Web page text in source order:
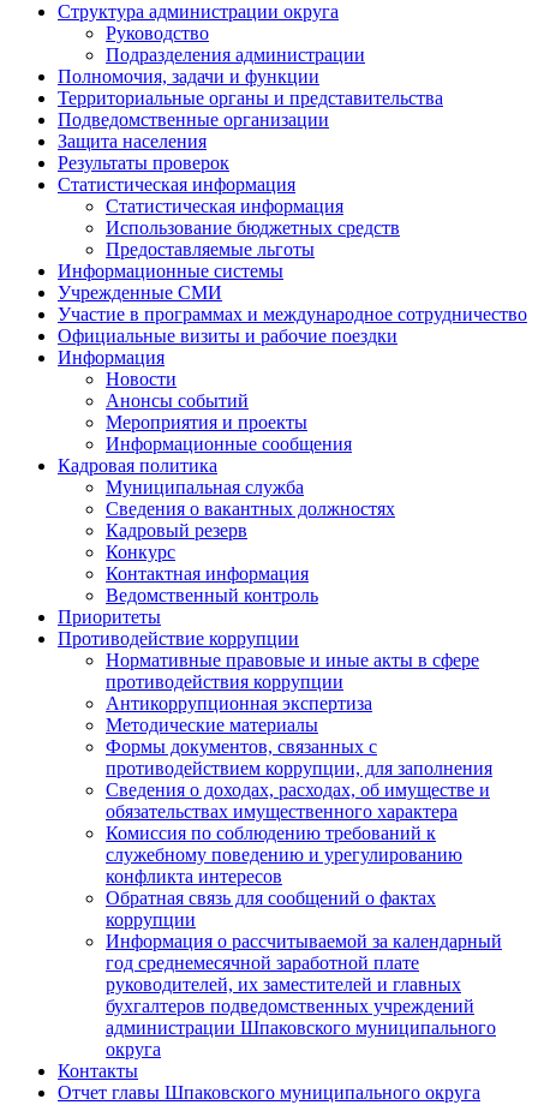
Структура администрации округа
Руководство
Подразделения администрации
Полномочия, задачи и функции
Территориальные органы и представительства
Подведомственные организации
Защита населения
Результаты проверок
Статистическая информация
Статистическая информация
Использование бюджетных средств
Предоставляемые льготы
Информационные системы
Учрежденные СМИ
Участие в программах и международное сотрудничество
Официальные визиты и рабочие поездки
Информация
Новости
Анонсы событий
Мероприятия и проекты
Информационные сообщения
Кадровая политика
Муниципальная служба
Сведения о вакантных должностях
Кадровый резерв
Конкурс
Контактная информация
Ведомственный контроль
Приоритеты
Противодействие коррупции
Нормативные правовые и иные акты в сфере
противодействия коррупции
Антикоррупционная экспертиза
Методические материалы
Формы документов, связанных с
противодействием коррупции, для заполнения
Сведения о доходах, расходах, об имуществе и
обязательствах имущественного характера
Комиссия по соблюдению требований к
служебному поведению и урегулированию
конфликта интересов
Обратная связь для сообщений о фактах
коррупции
Информация о рассчитываемой за календарный
год среднемесячной заработной плате
руководителей, их заместителей и главных
бухгалтеров подведомственных учреждений
администрации Шпаковского муниципального
округа
Контакты
Отчет главы Шпаковского муниципального округа